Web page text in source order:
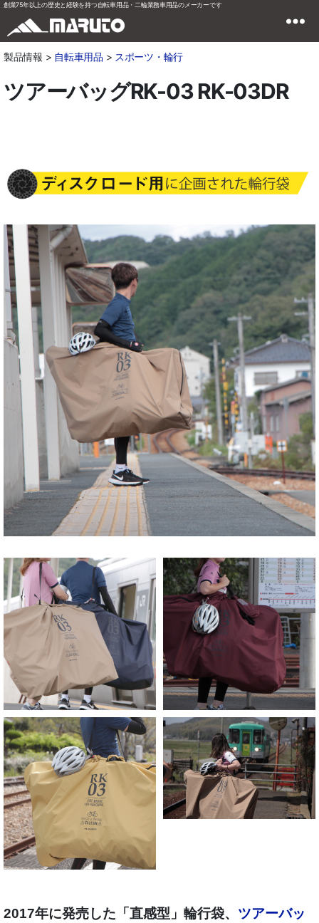
創業75年以上の歴史と経験を持つ自転車用品・二輪業務車用品のメーカーです
製品情報 > 自転車用品 > スポーツ・輪行
ツアーバッグRK-03 RK-03DR
2017年に発売した「直感型」輪行袋、 ツアーバッ